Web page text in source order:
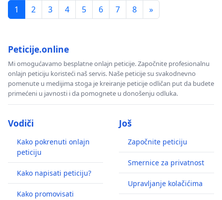
1
2 3 4 5 6 7 8 »
Peticije.online
Mi omogućavamo besplatne onlajn peticije. Započnite profesionalnu
onlajn peticiju koristeći naš servis. Naše peticije su svakodnevno
pomenute u medijima stoga je kreiranje peticije odličan put da budete
primećeni u javnosti i da pomognete u donošenju odluka.
Vodiči
Kako pokrenuti onlajn
peticiju
Kako napisati peticiju?
Kako promovisati
Još
Započnite peticiju
Smernice za privatnost
Upravljanje kolačićima